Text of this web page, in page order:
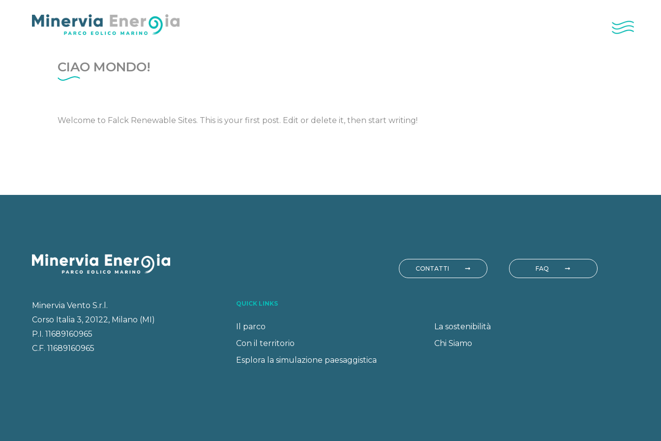
CIAO MONDO!
Welcome to Falck Renewable Sites. This is your first post. Edit or delete it, then start writing!
CONTATTI FAQ
Minervia Vento S.r.l.
Corso Italia 3, 20122, Milano (MI)
P.I. 11689160965
C.F. 11689160965
QUICK LINKS
Il parco
La sostenibilità
Con il territorio
Chi Siamo
Esplora la simulazione paesaggistica